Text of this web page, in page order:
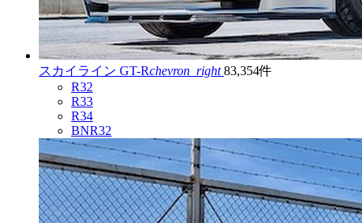
スカイライン GT-Rchevron_right 83,354件
R32
R33
R34
BNR32